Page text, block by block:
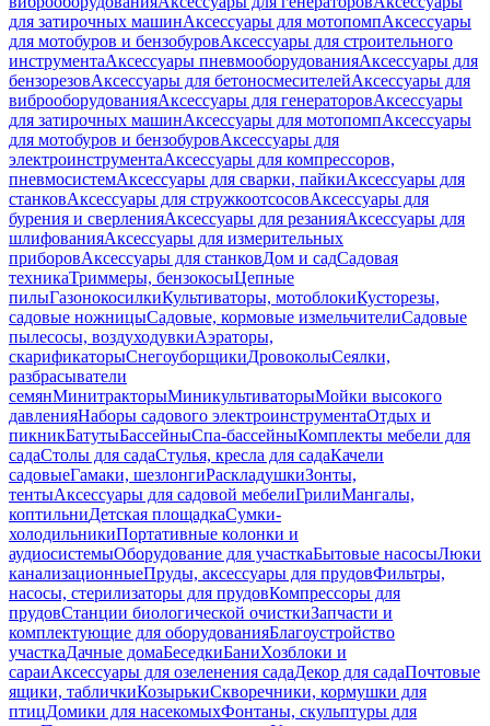
для затирочных машинАксессуары для мотопомпАксессуары
для мотобуров и бензобуровАксессуары для строительного
инструментаАксессуары пневмооборудованияАксессуары для
бензорезовАксессуары для бетоносмесителейАксессуары для
виброоборудованияАксессуары для генераторовАксессуары
для затирочных машинАксессуары для мотопомпАксессуары
для мотобуров и бензобуровАксессуары для
электроинструментаАксессуары для компрессоров,
пневмосистемАксессуары для сварки, пайкиАксессуары для
станковАксессуары для стружкоотсосовАксессуары для
бурения и сверленияАксессуары для резанияАксессуары для
шлифованияАксессуары для измерительных
приборовАксессуары для станковДом и садСадовая
техникаТриммеры, бензокосыЦепные
пилыГазонокосилкиКультиваторы, мотоблокиКусторезы,
садовые ножницыСадовые, кормовые измельчителиСадовые
пылесосы, воздуходувкиАэраторы,
скарификаторыСнегоуборщикиДровоколыСеялки,
разбрасыватели
семянМинитракторыМиникультиваторыМойки высокого
давленияНаборы садового электроинструментаОтдых и
пикникБатутыБассейныСпа-бассейныКомплекты мебели для
садаСтолы для садаСтулья, кресла для садаКачели
садовыеГамаки, шезлонгиРаскладушкиЗонты,
тентыАксессуары для садовой мебелиГрилиМангалы,
коптильниДетская площадкаСумки-
холодильникиПортативные колонки и
аудиосистемыОборудование для участкаБытовые насосыЛюки
канализационныеПруды, аксессуары для прудовФильтры,
насосы, стерилизаторы для прудовКомпрессоры для
прудовСтанции биологической очисткиЗапчасти и
комплектующие для оборудованияБлагоустройство
участкаДачные домаБеседкиБаниХозблоки и
сараиАксессуары для озеленения садаДекор для садаПочтовые
ящики, табличкиКозырькиСкворечники, кормушки для
птицДомики для насекомыхФонтаны, скульптуры для